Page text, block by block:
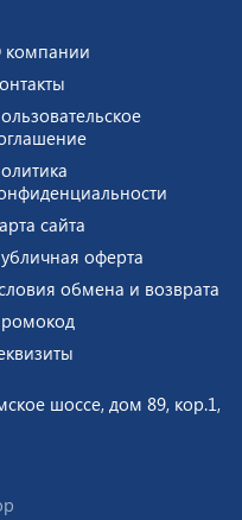
компании
сайта
оферта
обмена и возврата
шоссе, дом 89, кор.1,